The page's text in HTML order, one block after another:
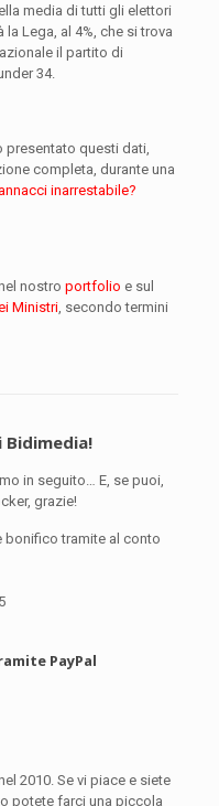
media di tutti gli elettori
Lega, al 4%, che si trova
il partito di
34.
questi dati,
completa, durante una
inarrestabile?
nostro portfolio e sul
Ministri, secondo termini
Bidimedia!
in seguito… E, se puoi,
grazie!
bonifico tramite al conto
PayPal
2010. Se vi piace e siete
potete farci una piccola